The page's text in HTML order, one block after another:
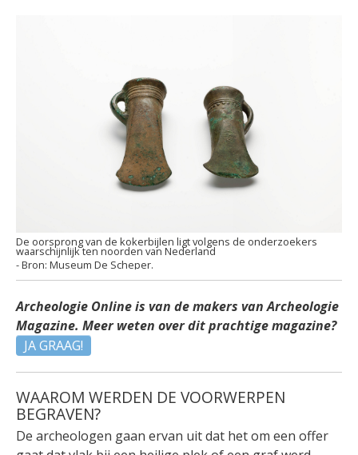
De oorsprong van de kokerbijlen ligt volgens de onderzoekers
waarschijnlijk ten noorden van Nederland
Museum De Scheper.
Archeologie Online is van de makers van Archeologie
Magazine. Meer weten over dit prachtige magazine?
JA GRAAG!
WAAROM WERDEN DE VOORWERPEN
BEGRAVEN?
De archeologen gaan ervan uit dat het om een offer